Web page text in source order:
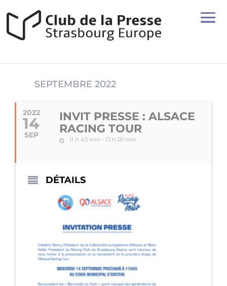
SEPTEMBRE 2022
2022
14
SEP
INVIT PRESSE : ALSACE
RACING TOUR
11 h 45 min - 13 h 00 min
DÉTAILS